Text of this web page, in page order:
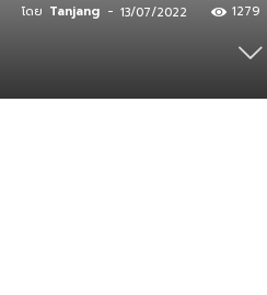
โดย Tanjang - 13/07/2022 1279